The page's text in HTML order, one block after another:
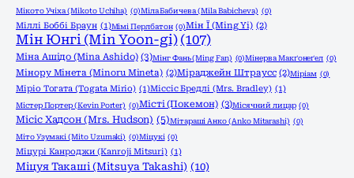
Мікото Учіха (Mikoto Uchiha) (0)Міла Бабичева (Mila Babicheva) (0)
Міллі Боббі Браун (1)Мімі Перлбатон (0)Мін Ї (Ming Yi) (2)
Мін Юнгі (Min Yoon-gi) (107)
Міна Ашідо (Mina Ashido) (3)Мінг Фань (Ming Fan) (0)Мінерва Макґонеґел (0)
Мінору Мінета (Minoru Mineta) (2)Міраджейн Штраусс (2)Міріам (0)
Міріо Тогата (Togata Mirio) (1)Міссіс Бредлі (Mrs. Bradley) (1)
Містер Портер (Kevin Porter) (0)Місті (Покемон) (3)Місячний лицар (0)
Місіс Хадсон (Mrs. Hudson) (5)Мітараші Анко (Anko Mitarashi) (0)
Міто Узумакі (Mito Uzumaki) (0)Міцукі (0)
Міцурі Канроджи (Kanroji Mitsuri) (1)
Міцуя Такаші (Mitsuya Takashi) (10)